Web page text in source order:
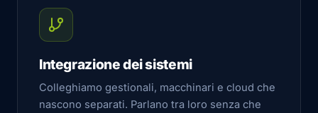
Integrazione dei sistemi
Colleghiamo gestionali, macchinari e cloud che
nascono separati. Parlano tra loro senza che